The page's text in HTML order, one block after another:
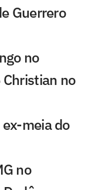
Guerrero
no
no
meia do
no